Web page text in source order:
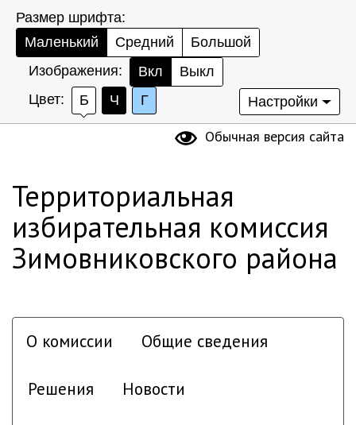
Размер шрифта:
Маленький
Средний
Большой
Изображения:
Вкл
Выкл
Цвет:
Б Ч Г Настройки
Обычная версия сайта
Территориальная
избирательная комиссия
Зимовниковского района
О комиссии Общие сведения
Решения Новости